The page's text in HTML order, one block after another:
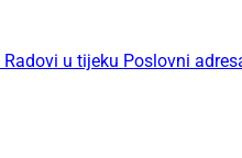
Radovi u tijeku Poslovni